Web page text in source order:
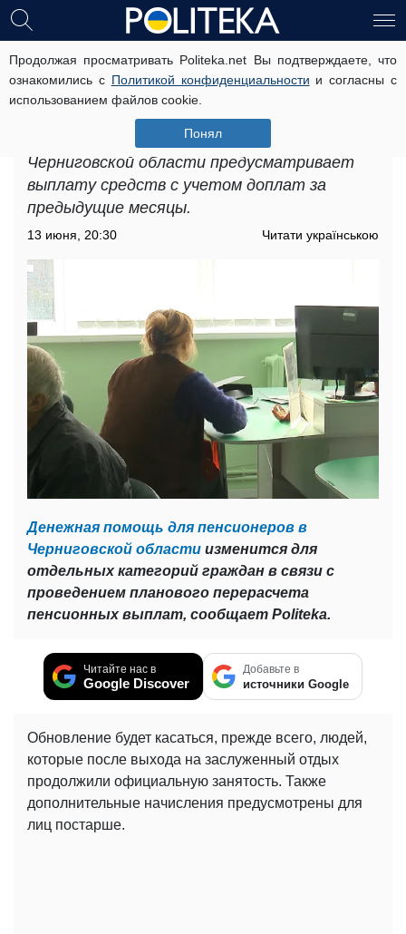
Продолжая просматривать Politeka.net Вы подтверждаете, что
ознакомились с Политикой конфиденциальности и согласны с
использованием файлов cookie.
Понял
Денежная помощь для пенсионеров
в Черниговской области: некоторые
выплатить претерпят изменения
Денежная помощь для пенсионеров в
Черниговской области предусматривает
выплату средств с учетом доплат за
предыдущие месяцы.
13 июня, 20:30 Читати українською
Денежная помощь для пенсионеров в
Черниговской области изменится для
отдельных категорий граждан в связи с
проведением планового перерасчета
пенсионных выплат, сообщает Politeka.
Читайте нас в
Google Discover
Добавьте в
источники Google
Обновление будет касаться, прежде всего, людей,
которые после выхода на заслуженный отдых
продолжили официальную занятость. Также
дополнительные начисления предусмотрены для
лиц постарше.